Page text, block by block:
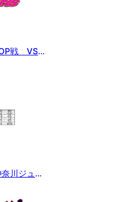
戦 VS
川ジュニ